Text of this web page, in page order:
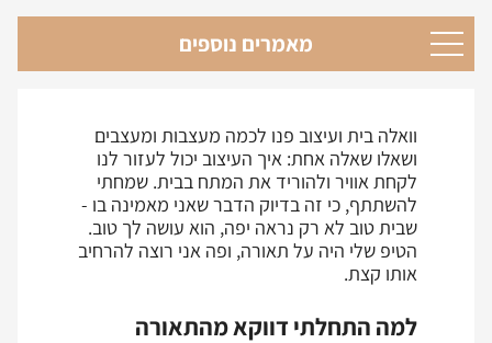
מאמרים נוספים
וואלה בית ועיצוב פנו לכמה מעצבות ומעצבים
ושאלו שאלה אחת: איך העיצוב יכול לעזור לנו
לקחת אוויר ולהוריד את המתח בבית. שמחתי
להשתתף, כי זה בדיוק הדבר שאני מאמינה בו -
שבית טוב לא רק נראה יפה, הוא עושה לך טוב.
הטיפ שלי היה על תאורה, ופה אני רוצה להרחיב
אותו קצת.
למה התחלתי דווקא מהתאורה